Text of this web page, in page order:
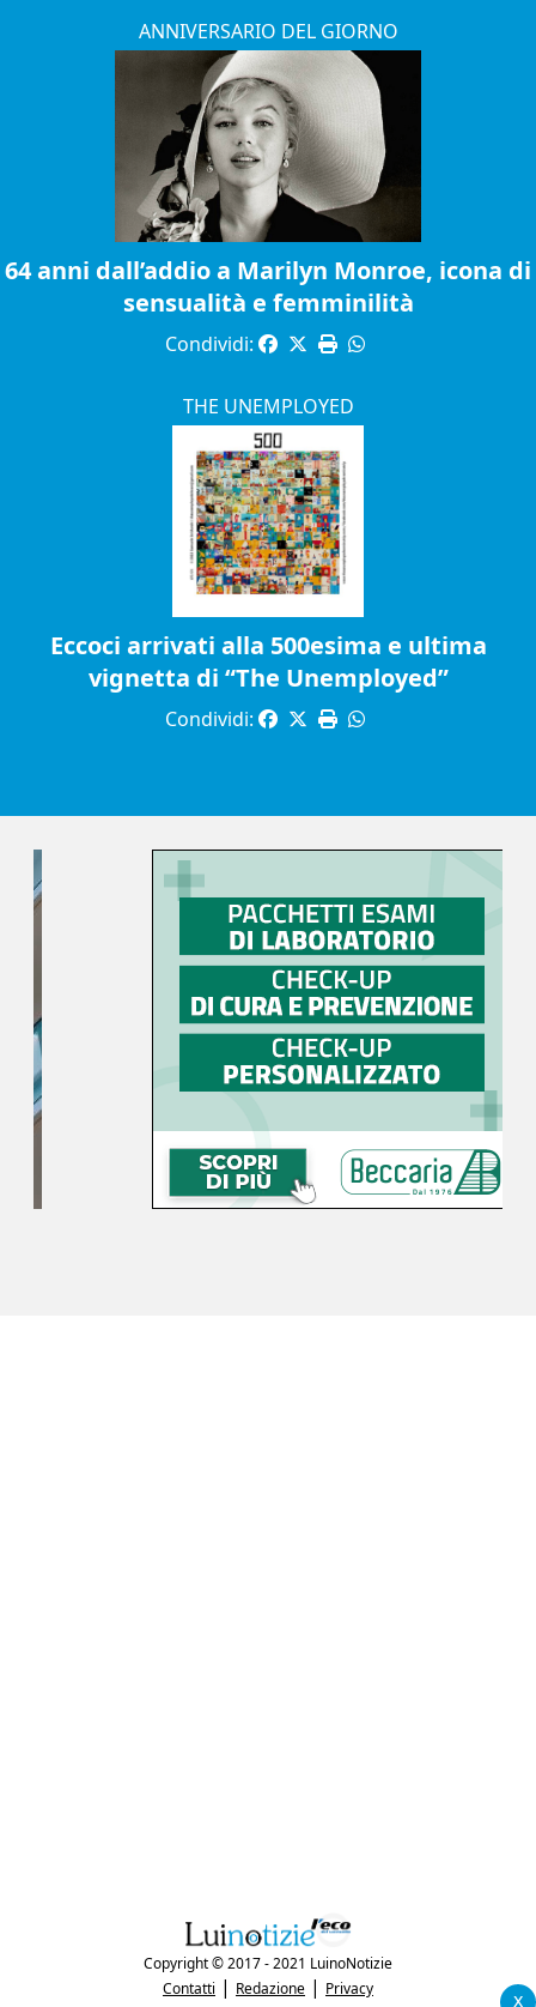
ANNIVERSARIO DEL GIORNO
64 anni dall’addio a Marilyn Monroe, icona di
sensualità e femminilità
Condividi:
THE UNEMPLOYED
Eccoci arrivati alla 500esima e ultima
vignetta di “The Unemployed”
Condividi:
x
Copyright © 2017 - 2021 LuinoNotizie
Contatti | Redazione | Privacy